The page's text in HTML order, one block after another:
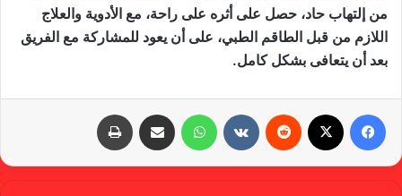
من إلتهاب حاد، حصل على أثره على راحة، مع الأدوية والعلاج
اللازم من قبل الطاقم الطبي، على أن يعود للمشاركة مع الفريق
بعد أن يتعافى بشكل كامل.
واتساب